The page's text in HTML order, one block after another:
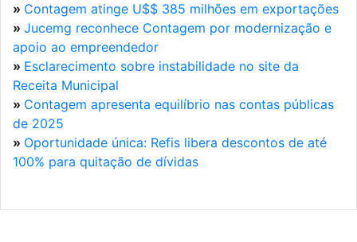
» Contagem atinge U$$ 385 milhões em exportações
» Jucemg reconhece Contagem por modernização e
apoio ao empreendedor
» Esclarecimento sobre instabilidade no site da
Receita Municipal
» Contagem apresenta equilíbrio nas contas públicas
de 2025
» Oportunidade única: Refis libera descontos de até
100% para quitação de dívidas